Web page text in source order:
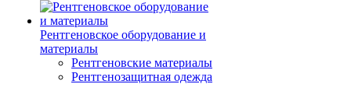
Рентгеновское оборудование и
материалы
Рентгеновские материалы
Рентгенозащитная одежда